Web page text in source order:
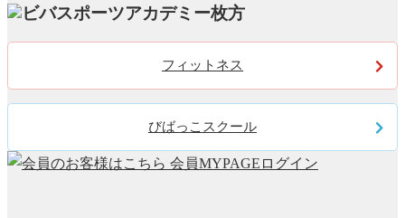
フィットネス
びばっこスクール